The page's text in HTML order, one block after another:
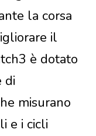
la corsa
il
è dotato
di
misurano
e i cicli